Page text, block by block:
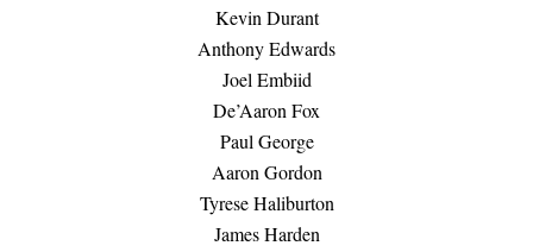
Kevin Durant
Anthony Edwards
Joel Embiid
De’Aaron Fox
Paul George
Aaron Gordon
Tyrese Haliburton
James Harden